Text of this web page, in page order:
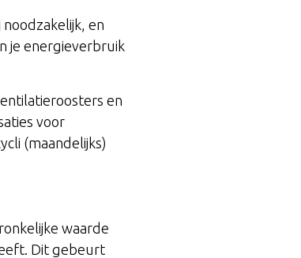
en
je energieverbruik
en
voor
(maandelijks)
waarde
Dit gebeurt